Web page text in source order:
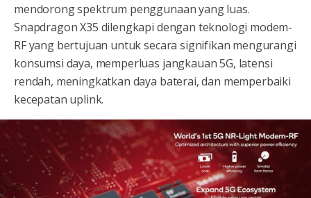
mendorong spektrum penggunaan yang luas.
Snapdragon X35 dilengkapi dengan teknologi modem-
RF yang bertujuan untuk secara signifikan mengurangi
konsumsi daya, memperluas jangkauan 5G, latensi
rendah, meningkatkan daya baterai, dan memperbaiki
kecepatan uplink.